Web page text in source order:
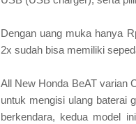
Dengan uang muka hanya
2x sudah bisa memiliki
All New Honda BeAT varian
untuk mengisi ulang baterai
berkendara, kedua model